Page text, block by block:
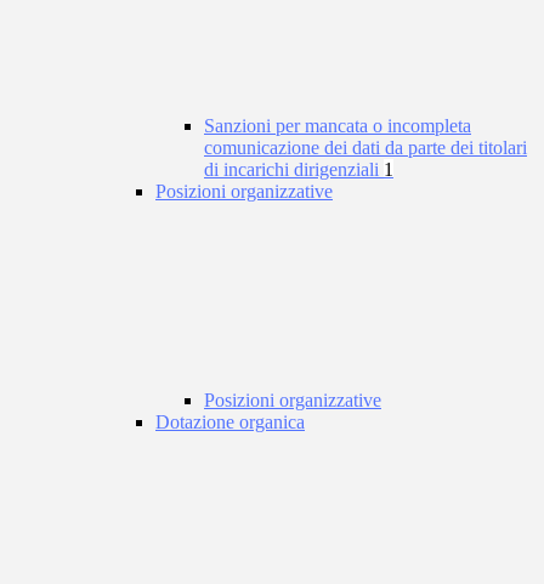
Sanzioni per mancata o incompleta
comunicazione dei dati da parte dei titolari
di incarichi dirigenziali 1
Posizioni organizzative
Posizioni organizzative
Dotazione organica